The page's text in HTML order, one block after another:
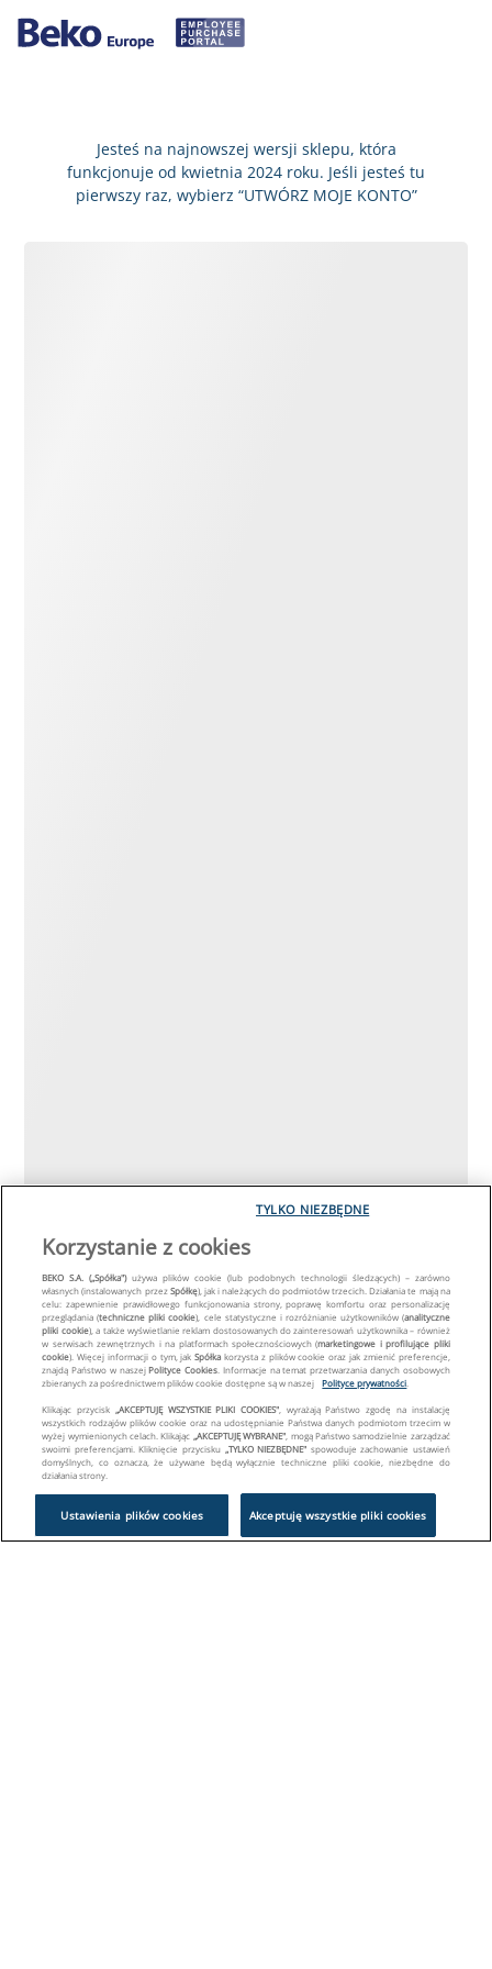
Jesteś na najnowszej wersji sklepu, która
funkcjonuje od kwietnia 2024 roku. Jeśli jesteś tu
pierwszy raz, wybierz “UTWÓRZ MOJE KONTO”
Korzystanie z cookies
BEKO S.A. („Spółka")używa plików cookie (lub podobnych technologii śledzących) – zarówno
własnych (instalowanych przezSpółkę), jak i należących do podmiotów trzecich. Działania te mają na
celu: zapewnienie prawidłowego funkcjonowania strony, poprawę komfortu oraz personalizację
przeglądania (techniczne pliki cookie), cele statystyczne i rozróżnianie użytkowników (analityczne
pliki cookie), a także wyświetlanie reklam dostosowanych do zainteresowań użytkownika – również
w serwisach zewnętrznych i na platformach społecznościowych (marketingowe i profilujące pliki
cookie). Więcej informacji o tym, jakSpółka korzysta z plików cookie oraz jak zmienić preferencje,
znajdą Państwo w naszejPolityce Cookies . Informacje na temat przetwarzania danych osobowych
zbieranych za pośrednictwem plików cookie dostępne są w naszej
Polityce prywatności
Klikając przycisk „AKCEPTUJĘ WSZYSTKIE PLIKI COOKIES" , wyrażają Państwo zgodę na instalację
wszystkich rodzajów plików cookie oraz na udostępnianie Państwa danych podmiotom trzecim w
wyżej wymienionych celach. Klikając „AKCEPTUJĘ WYBRANE" , mogą Państwo samodzielnie zarządzać
swoimi preferencjami. Kliknięcie przycisku „TYLKO NIEZBĘDNE" spowoduje zachowanie ustawień
domyślnych, co oznacza, że używane będą wyłącznie techniczne pliki cookie, niezbędne do
działania strony.
Ustawienia plików cookies Akceptuję wszystkie pliki cookies
TYLKO NIEZBĘDNE